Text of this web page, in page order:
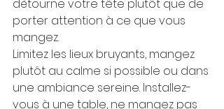
détourne votre tête plutôt que de
porter attention à ce que vous
mangez.
Limitez les lieux bruyants, mangez
plutôt au calme si possible ou dans
une ambiance sereine. Installez-
vous à une table, ne mangez pas